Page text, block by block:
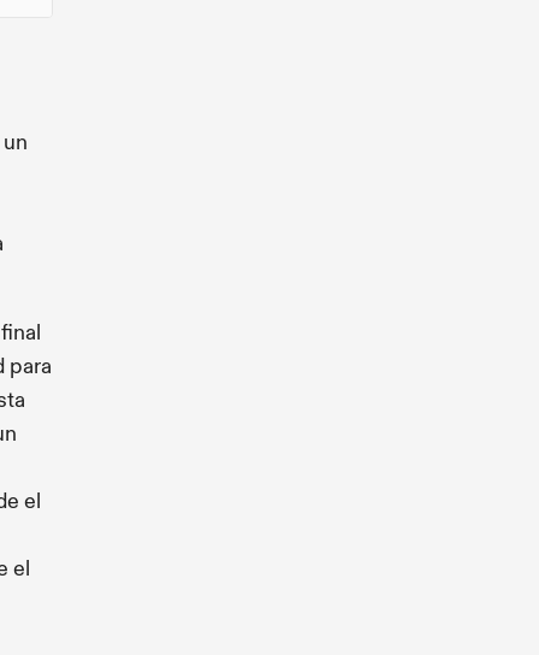
para
el
el